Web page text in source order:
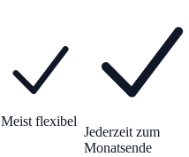
Meist flexibel
Jederzeit zum
Monatsende